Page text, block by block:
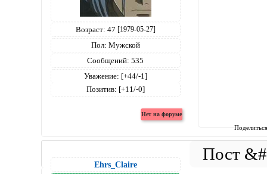
Возраст: 47 [1979-05-27]
Пол: Мужской
Сообщений: 535
Уважение: [+44/-1]
Позитив: [+11/-0]
Ehrs_Claire